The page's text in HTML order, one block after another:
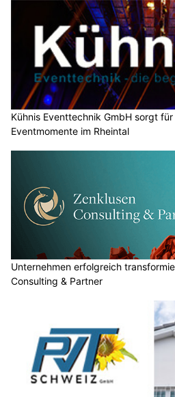
Kühnis Eventtechnik GmbH sorgt
Eventmomente im Rheintal
Unternehmen erfolgreich
Consulting & Partner